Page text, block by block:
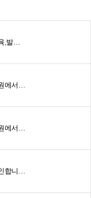
트윈클 부산지역 유아댄스,체육,발레강사 구인